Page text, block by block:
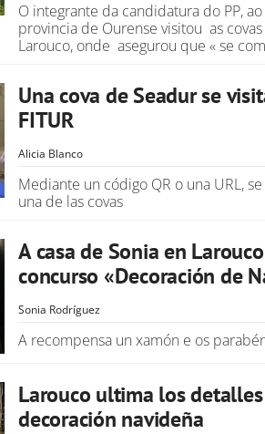
O integrante da candidatura do PP,
provincia de Ourense visitou as
Larouco, onde asegurou que « se
Una cova de Seadur se
FITUR
Alicia Blanco
Mediante un código QR o una URL,
una de las covas
A casa de Sonia en
concurso «Decoración de
Sonia Rodríguez
A recompensa un xamón e os
Larouco ultima los
decoración navideña